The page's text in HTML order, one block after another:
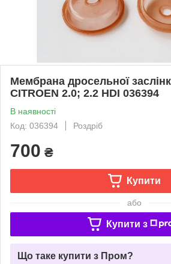
Мембрана дросельної
CITROEN 2.0; 2.2 HDI 036394
В наявності
Код: 036394
Роздріб
700 ₴
Купити
або
Купити з
Що таке купити з Пром?